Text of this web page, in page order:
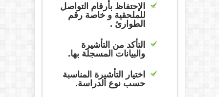
الإحتفاظ بأرقام التواصل
للملحقية و خاصة رقم
الطوارئ .
التأكد من التأشيرة
والبيانات المسجلة بها.
اختيار التأشيرة المناسبة
حسب نوع الدراسة.